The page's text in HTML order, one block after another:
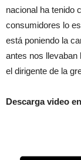
nacional ha tenido
consumidores lo
está poniendo la
antes nos llevaban
el dirigente de la
Descarga video